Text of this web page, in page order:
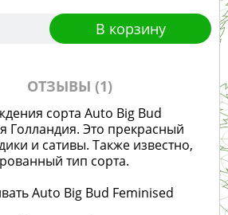
В корзину
ОТЗЫВЫ (1)
сорта Auto Big Bud
Голландия. Это прекрасный
и сативы. Также известно,
тип сорта.
Auto Big Bud Feminised